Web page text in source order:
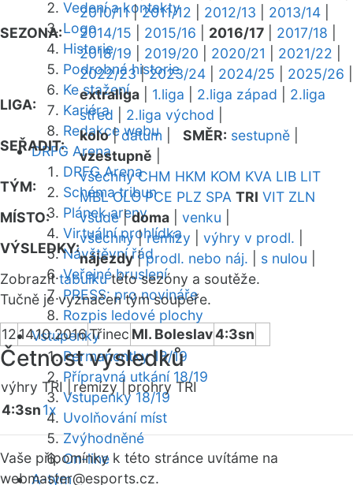
Vedení a kontakty
Logo
Historie
Podrobná historie
Ke stažení
Kariéra
Redakce webu
DRFG Arena
DRFG Arena
Schéma tribun
Plánek areny
Virtuální prohlídka
Návštěvní řád
Veřejné bruslení
PRESS: pro novináře
Rozpis ledové plochy
Vstupenky
Permanentky 18/19
Přípravná utkání 18/19
Vstupenky 18/19
Uvolňování míst
Zvýhodněné
On-line
A-tým
SEZONA:
2010/11|2011/12 2012/13 2013/14
2014/15
2015/16 2016/17 2017/18
2018/19
2019/20 2020/21 2021/22
2022/23|2023/24 2024/25 2025/26
LIGA:
extraliga 1.liga 2.liga západ
2.liga
střed
2.liga východ
SEŘADIT:
kolo|datum SMĚR: sestupně
vzestupně
TÝM:
všechny CHM HKM KOM KVA LIB LIT
MBL OLO PCE PLZ SPA TRI VIT ZLN
MÍSTO:
všude|doma venku
VÝSLEDKY:
všechny|remízy výhry v prodl.
nájezdy|prodl. nebo náj. s nulou
Zobrazittabulkutéto sezóny a soutěže.
Tučně je vyznačen tým soupeře.
1214.10.2016Třinec Ml. Boleslav4:3sn
Četnost výsledků
výhry TRI | remízy |prohry TRI
4:3sn1x
Vaše připomínky k této stránce uvítáme na
webmaster@esports.cz.